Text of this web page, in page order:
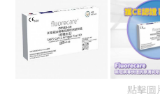
點擊圖